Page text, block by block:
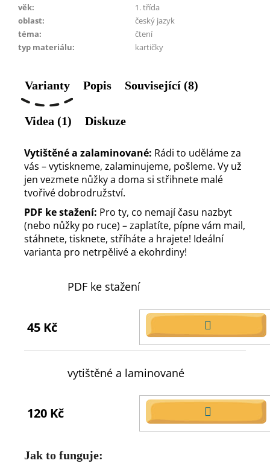
věk:
1. třída
oblast:
český jazyk
téma:
čtení
typ materiálu: kartičky
Varianty Popis Související (8)
Videa (1) Diskuze
Vytištěné a zalaminované: Rádi to uděláme za
vás – vytiskneme, zalaminujeme, pošleme. Vy už
jen vezmete nůžky a doma si střihnete malé
tvořivé dobrodružství.
PDF ke stažení: Pro ty, co nemají času nazbyt
(nebo nůžky po ruce) – zaplatíte, pípne vám mail,
stáhnete, tisknete, stříháte a hrajete! Ideální
varianta pro netrpělivé a ekohrdiny!
PDF ke stažení
45 Kč
DO
KOŠÍKU
vytištěné a laminované
120 Kč
DO
KOŠÍKU
Jak to funguje: